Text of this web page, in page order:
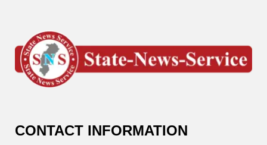
CONTACT INFORMATION